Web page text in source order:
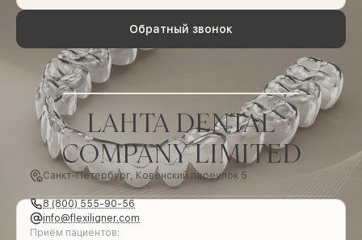
Обратный звонок
LAHTA DENTAL
COMPANY LIMITED
Санкт-Петербург, Ковенский переулок 5
8 (800) 555-90-56
info@flexiligner.com
Приём пациентов: